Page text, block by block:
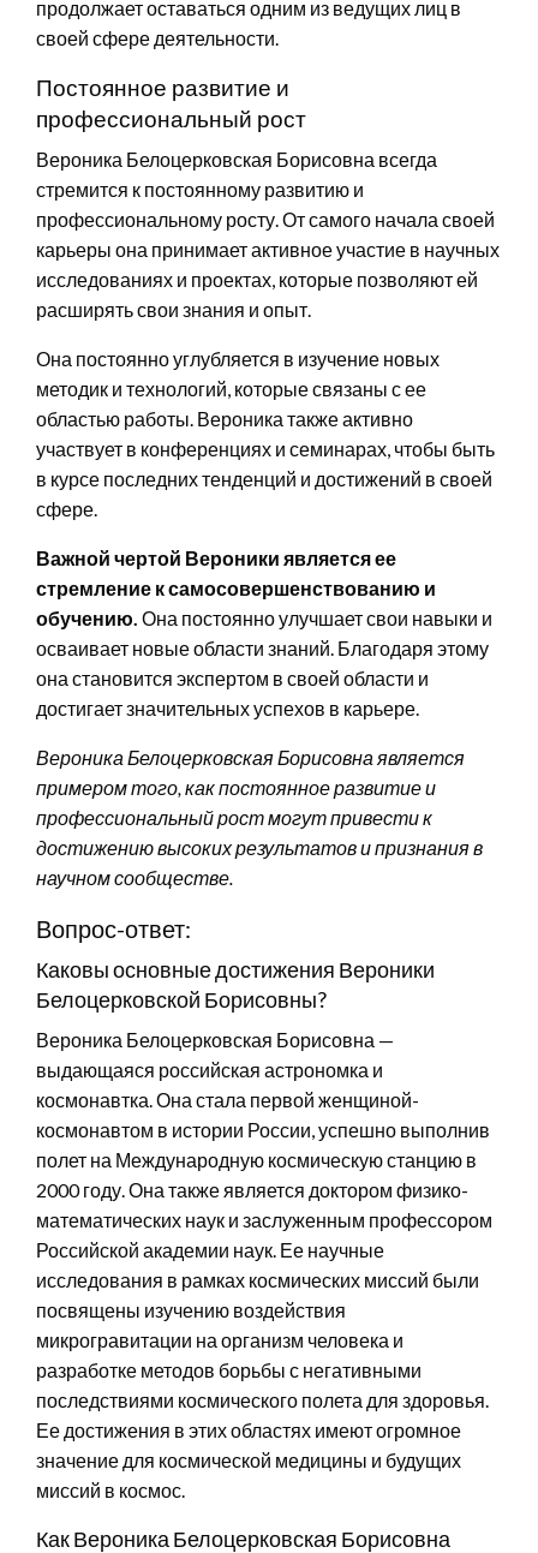
продолжает оставаться одним из ведущих лиц в
своей сфере деятельности.
Постоянное развитие и
профессиональный рост
Вероника Белоцерковская Борисовна всегда
стремится к постоянному развитию и
профессиональному росту. От самого начала своей
карьеры она принимает активное участие в научных
исследованиях и проектах, которые позволяют ей
расширять свои знания и опыт.
Она постоянно углубляется в изучение новых
методик и технологий, которые связаны с ее
областью работы. Вероника также активно
участвует в конференциях и семинарах, чтобы быть
в курсе последних тенденций и достижений в своей
сфере.
Важной чертой Вероники является ее
стремление к самосовершенствованию и
обучению. Она постоянно улучшает свои навыки и
осваивает новые области знаний. Благодаря этому
она становится экспертом в своей области и
достигает значительных успехов в карьере.
Вероника Белоцерковская Борисовна является
примером того, как постоянное развитие и
профессиональный рост могут привести к
достижению высоких результатов и признания в
научном сообществе.
Вопрос-ответ:
Каковы основные достижения Вероники
Белоцерковской Борисовны?
Вероника Белоцерковская Борисовна —
выдающаяся российская астрономка и
космонавтка. Она стала первой женщиной-
космонавтом в истории России, успешно выполнив
полет на Международную космическую станцию в
2000 году. Она также является доктором физико-
математических наук и заслуженным профессором
Российской академии наук. Ее научные
исследования в рамках космических миссий были
посвящены изучению воздействия
микрогравитации на организм человека и
разработке методов борьбы с негативными
последствиями космического полета для здоровья.
Ее достижения в этих областях имеют огромное
значение для космической медицины и будущих
миссий в космос.
Как Вероника Белоцерковская Борисовна